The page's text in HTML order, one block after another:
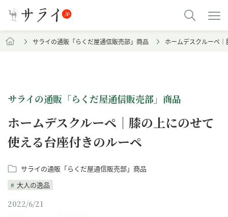
サライの通販「らくだ屋通信販売部」商品 ホームデスクルーペ
サライの通販「らくだ屋通信販売部」商品
ホームデスクルーペ｜膝の上にのせて
使える台座付きのルーペ
サライの通販「らくだ屋通信販売部」商品
大人の逸品
2022/6/21